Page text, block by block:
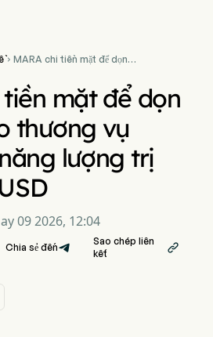
 MARA chi tiền mặt để dọn
tóm năng lượng trị giá 1,5 tỷ
USD
tiền mặt để dọn
thương vụ
lượng trị
09 2026, 12:04
Chia sẻ đến
Sao chép liên
kết
